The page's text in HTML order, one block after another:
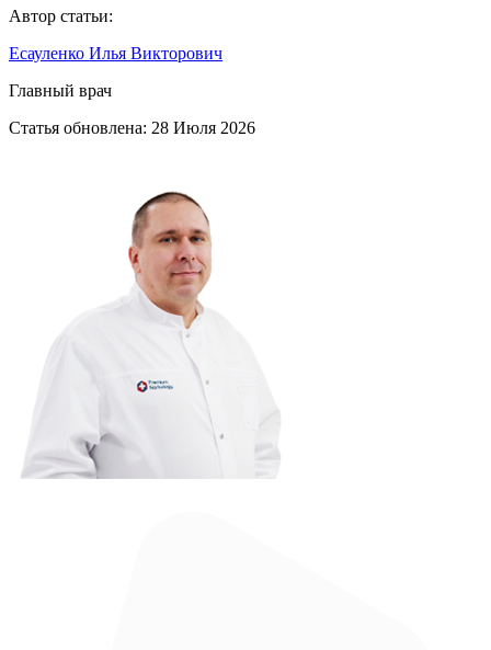
Автор статьи:
Есауленко Илья Викторович
Главный врач
Статья обновлена: 28 Июля 2026